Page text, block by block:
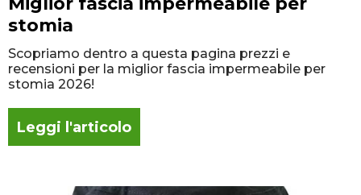
stomia
Scopriamo dentro a questa pagina prezzi e
recensioni per la miglior fascia impermeabile per
stomia 2026!
Leggi l'articolo